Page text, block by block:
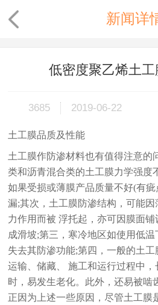
新闻详
低密度聚乙烯土
3685 2019-06-22
土工膜品质及性能
土工膜作防渗材料也有值得注意的
类和沥青混合类的土工膜力学强度
如果受损或薄膜产品质量不好(有
漏;其次，土工膜防渗结构，可能
力作用而被 浮托起，亦可因膜面
成滑坡;第三，寒冷地区如使用低
失去其防渗功能;第四，一般的土
运输、储藏、 施工和运行过程中
时，易发生老化。此外，还易被啮
正因为上述一些原因，尽管土工膜